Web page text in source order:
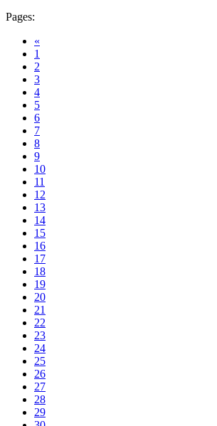
Pages:
«
1
2
3
4
5
6
7
8
9
10
11
12
13
14
15
16
17
18
19
20
21
22
23
24
25
26
27
28
29